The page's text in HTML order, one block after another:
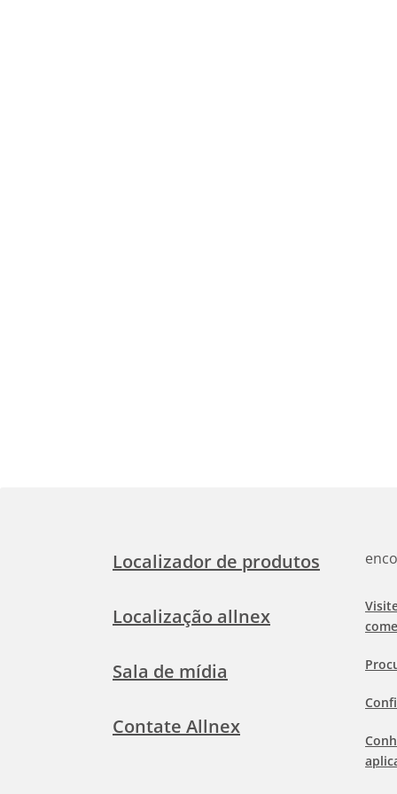
Localizador de produtos
Localização allnex
Sala de mídia
Contate Allnex